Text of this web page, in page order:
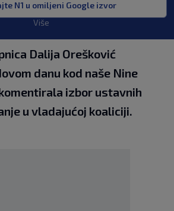
N1 u omiljeni Google izvor
Više
Dalija Orešković
danu kod naše Nine
izbor ustavnih
u vladajućoj koaliciji.